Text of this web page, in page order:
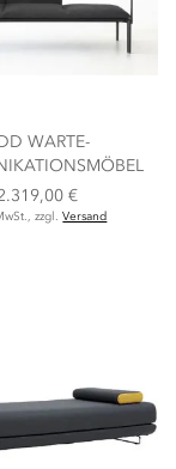
WARTE-
€
zzgl.Versand